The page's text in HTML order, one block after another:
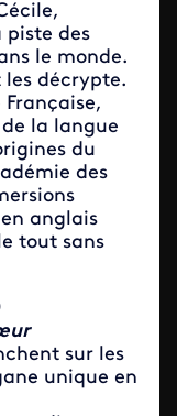
piste des
le monde.
les décrypte.
la langue
du
des
anglais
tout sans
sur les
unique en